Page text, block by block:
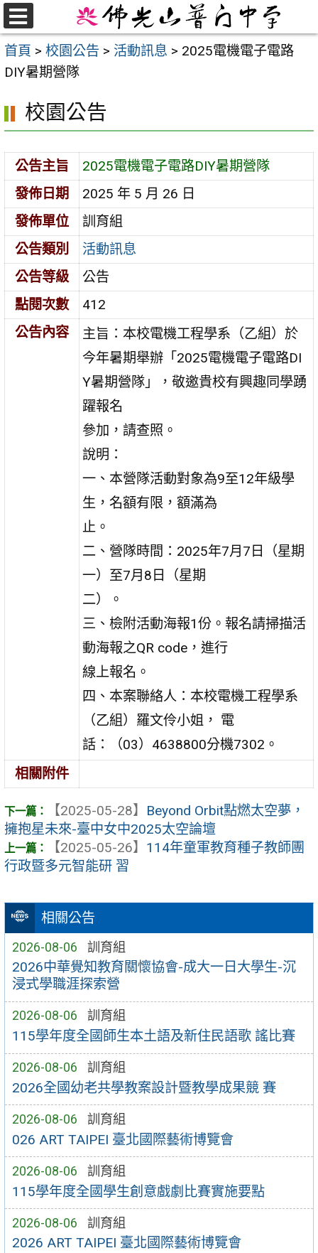
跳
至
主
要
首頁 > 校園公告 > 活動訊息 > 2025電機電子電路
DIY暑期營隊
相關公告
2026-08-06 訓育組
2026中華覺知教育關懷協會-成大一日大學生-沉
浸式學職涯探索營
2026-08-06 訓育組
115學年度全國師生本土語及新住民語歌 謠比賽
2026-08-06 訓育組
2026全國幼老共學教案設計暨教學成果競 賽
2026-08-06 訓育組
026 ART TAIPEI 臺北國際藝術博覽會
2026-08-06 訓育組
115學年度全國學生創意戲劇比賽實施要點
2026-08-06 訓育組
2026 ART TAIPEI 臺北國際藝術博覽會
校園公告
公告主旨
2025電機電子電路DIY暑期營隊
發佈日期
2025 年 5 月 26 日
發佈單位
訓育組
公告類別
活動訊息
公告等級
公告
點閱次數
412
公告內容
主旨：本校電機工程學系（乙組）於
今年暑期舉辦「2025電機電子電路DI
Y暑期營隊」，敬邀貴校有興趣同學踴
躍報名
參加，請查照。
說明：
一、本營隊活動對象為9至12年級學
生，名額有限，額滿為
止。
二、營隊時間：2025年7月7日（星期
一）至7月8日（星期
二）。
三、檢附活動海報1份。報名請掃描活
動海報之QR code，進行
線上報名。
四、本案聯絡人：本校電機工程學系
（乙組）羅文伶小姐， 電
話：（03）4638800分機7302。
相關附件
【2025-05-28】 Beyond Orbit點燃太空夢，
擁抱星未來-臺中女中2025太空論壇
【2025-05-26】 114年童軍教育種子教師團
行政暨多元智能研 習
選
單